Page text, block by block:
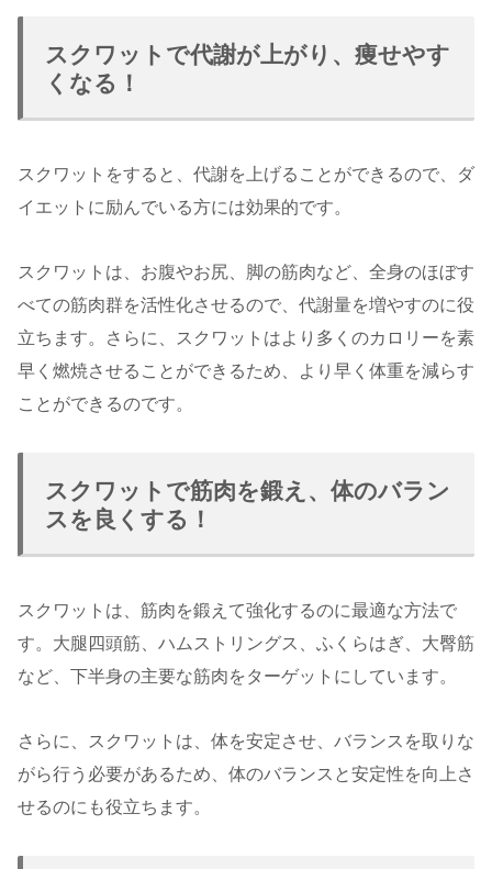
スクワットで代謝が上がり、痩せやす
くなる！
スクワットをすると、代謝を上げることができるので、ダ
イエットに励んでいる方には効果的です。
スクワットは、お腹やお尻、脚の筋肉など、全身のほぼす
べての筋肉群を活性化させるので、代謝量を増やすのに役
立ちます。さらに、スクワットはより多くのカロリーを素
早く燃焼させることができるため、より早く体重を減らす
ことができるのです。
スクワットで筋肉を鍛え、体のバラン
スを良くする！
スクワットは、筋肉を鍛えて強化するのに最適な方法で
す。大腿四頭筋、ハムストリングス、ふくらはぎ、大臀筋
など、下半身の主要な筋肉をターゲットにしています。
さらに、スクワットは、体を安定させ、バランスを取りな
がら行う必要があるため、体のバランスと安定性を向上さ
せるのにも役立ちます。